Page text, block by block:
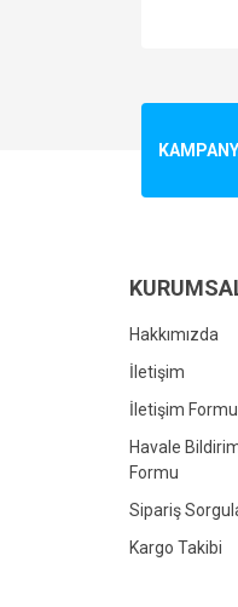
Bu
Hakkımızda
İletişim
İletişim Formu
Havale
Formu
Sipariş
Kargo Takibi